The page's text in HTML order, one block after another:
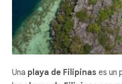
Una playa de Filipinas es un